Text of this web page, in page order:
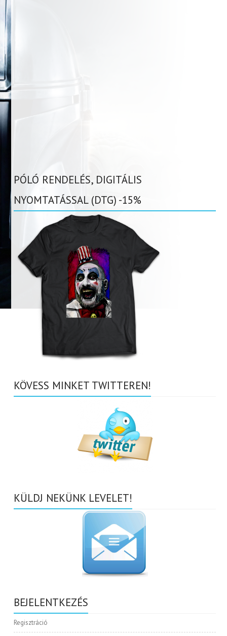
PÓLÓ RENDELÉS, DIGITÁLIS
NYOMTATÁSSAL (DTG) -15%
KÖVESS MINKET TWITTEREN!
KÜLDJ NEKÜNK LEVELET!
BEJELENTKEZÉS
Regisztráció